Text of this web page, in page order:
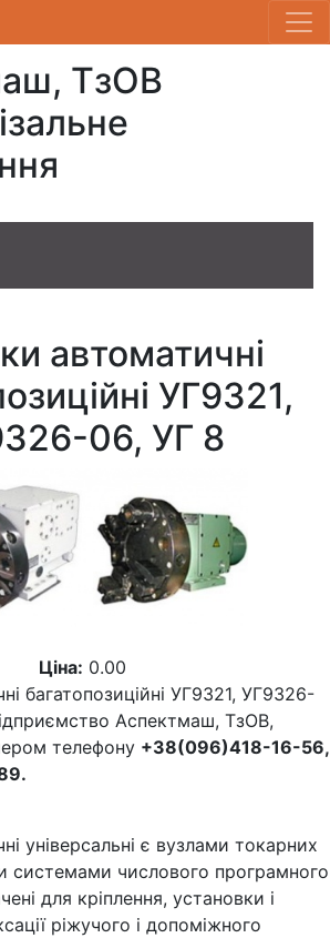
ТзОВ
автоматичні
УГ9321,
06, УГ 8
Ціна: 0.00
багатопозиційні УГ9321, УГ9326-
Аспектмаш, ТзОВ,
телефону +38(096)418-16-56,
універсальні є вузлами токарних
системами числового програмного
для кріплення, установки і
ріжучого і допоміжного